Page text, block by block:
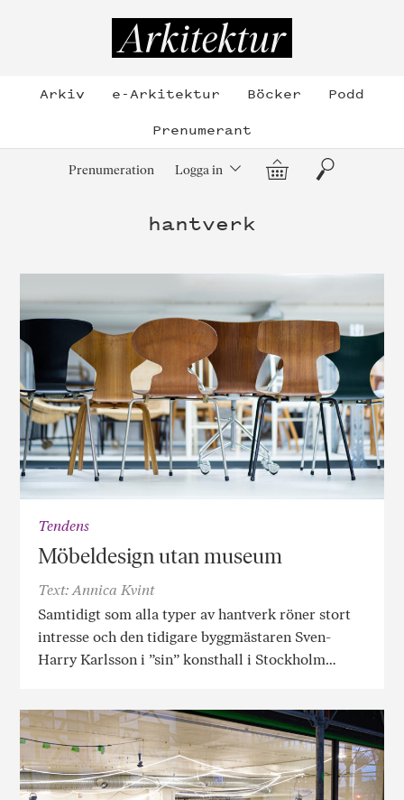
Arkiv e-Arkitektur Böcker
Podd
Prenumerant
Prenumeration Logga in Varukorg
Sök
hantverk
Tendens
Möbeldesign utan museum
Text: Annica Kvint
Samtidigt som alla typer av hantverk röner stort
intresse och den tidigare byggmästaren Sven-
Harry Karlsson i ”sin” konsthall i Stockholm…